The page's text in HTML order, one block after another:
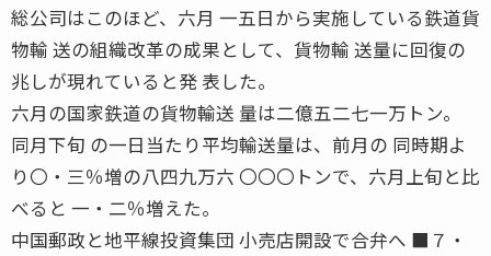
総公司はこのほど、六月 一五日から実施している鉄道貨
物輸 送の組織改革の成果として、貨物輸 送量に回復の
兆しが現れていると発 表した。
六月の国家鉄道の貨物輸送 量は二億五二七一万トン。
同月下旬 の一日当たり平均輸送量は、前月の 同時期よ
り〇・三％増の八四九万六 〇〇〇トンで、六月上旬と比
べると 一・二％増えた。
中国郵政と地平線投資集団 小売店開設で合弁へ ■７・